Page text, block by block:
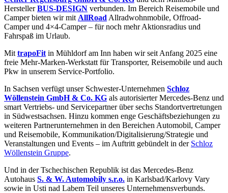
HerstellerBUS-DESIGN verbunden. Im Bereich Reisemobile und
Camper bieten wir mit AllRoad Allradwohnmobile, Offroad-
Camper und 4×4-Camper – für noch mehr Aktionsradius und
Fahrspaß im Urlaub.
Mit trapoFit in Mühldorf am Inn haben wir seit Anfang 2025 eine
freie Mehr-Marken-Werkstatt für Transporter, Reisemobile und auch
Pkw in unserem Service-Portfolio.
In Sachsen verfügt unser Schwester-Unternehmen Schloz
Wöllenstein GmbH & Co. KG als autorisierter Mercedes-Benz und
smart Vertriebs- und Servicepartner über sechs Standortvertretungen
in Südwestsachsen. Hinzu kommen enge Geschäftsbeziehungen zu
weiteren Partnerunternehmen in den Bereichen Automobil, Camper
und Reisemobile, Kommunikation/Digitalisierung/Strategie und
Veranstaltungen und Events – im Auftritt gebündelt in der Schloz
Wöllenstein Gruppe.
Und in der Tschechischen Republik ist das Mercedes-Benz
Autohaus S. & W. Automobily s.r.o. in Karlsbad/Karlovy Vary
sowie in Usti nad Labem Teil unseres Unternehmensverbunds.